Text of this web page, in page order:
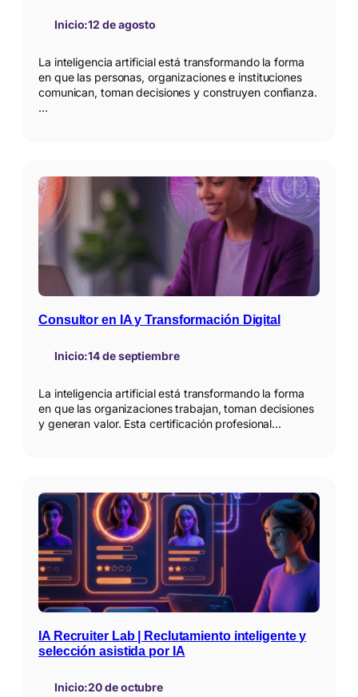
Inicio:12 de agosto
La inteligencia artificial está transformando la forma
en que las personas, organizaciones e instituciones
comunican, toman decisiones y construyen confianza.
…
Consultor en IA y Transformación Digital
Inicio:14 de septiembre
La inteligencia artificial está transformando la forma
en que las organizaciones trabajan, toman decisiones
y generan valor. Esta certificación profesional…
IA Recruiter Lab | Reclutamiento inteligente y
selección asistida por IA
Inicio:20 de octubre